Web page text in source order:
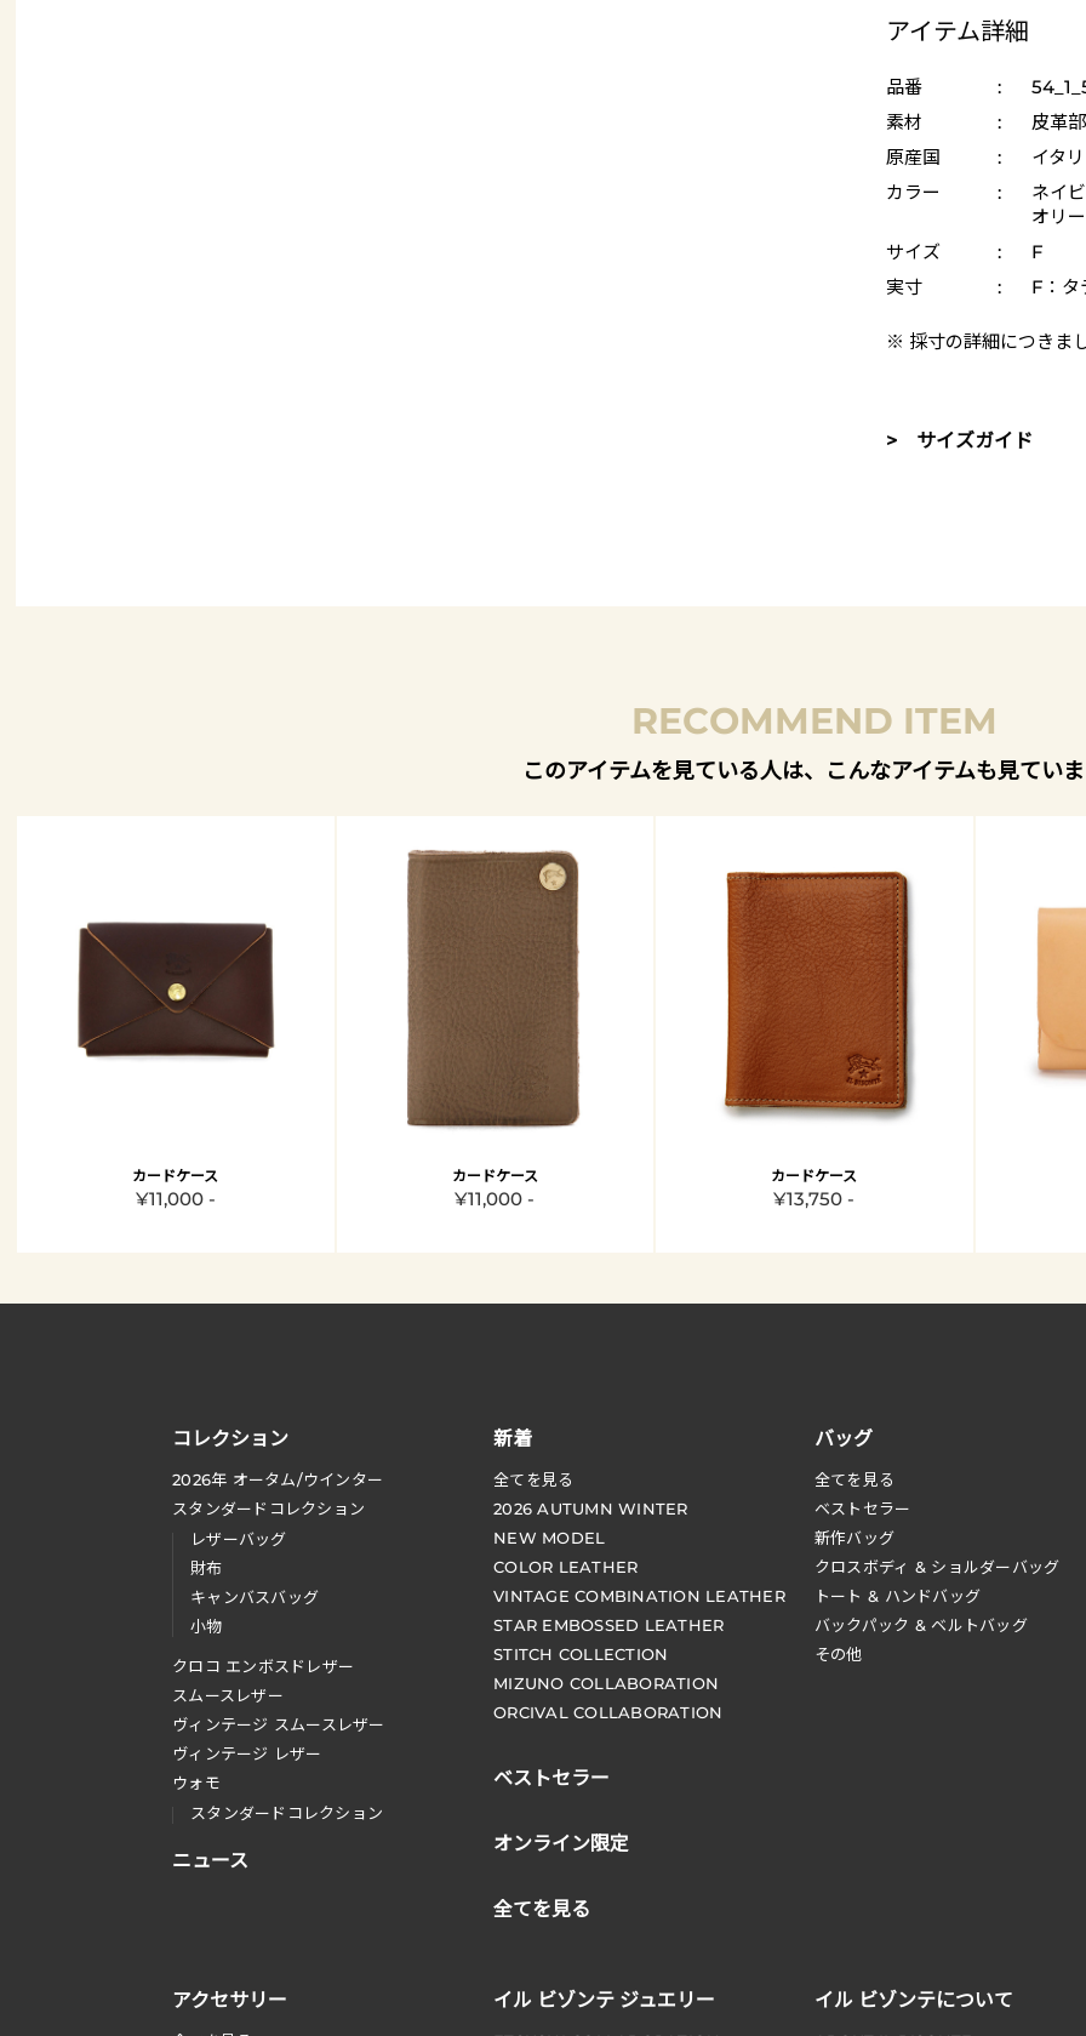
アイテム詳細
品番 :
素材
:
皮革
原産国
:
イタ
カラー
:
ネイ
オリ
サイズ
:
F
実寸
: F：タ
※ 採寸の詳細につきま
> サイズガイド
RECOMMEND ITEM
このアイテムを見ている人は、こんなアイテムも見てい
カードケース
¥11,000 -
カードケース
¥11,000 -
カードケース
¥13,750 -
コレクション
2026年 オータム/ウインター
スタンダードコレクション
レザーバッグ
財布
キャンバスバッグ
小物
クロコ エンボスドレザー
スムースレザー
ヴィンテージ スムースレザー
ヴィンテージ レザー
ウォモ
スタンダードコレクション
ニュース
新着
全てを見る
2026 AUTUMN WINTER
NEW MODEL
COLOR LEATHER
VINTAGE COMBINATION LEATHER
STAR EMBOSSED LEATHER
STITCH COLLECTION
MIZUNO COLLABORATION
ORCIVAL COLLABORATION
ベストセラー
オンライン限定
全てを見る
バッグ
全てを見る
ベストセラー
新作バッグ
クロスボディ & ショルダーバッグ
トート & ハンドバッグ
バックパック & ベルトバッグ
その他
アクセサリー イル ビゾンテ ジュエリー イル ビゾンテについて